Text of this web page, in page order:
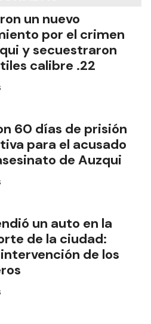
un nuevo
por el crimen
y secuestraron
calibre .22
60 días de prisión
para el acusado
de Auzqui
un auto en la
de la ciudad:
de los